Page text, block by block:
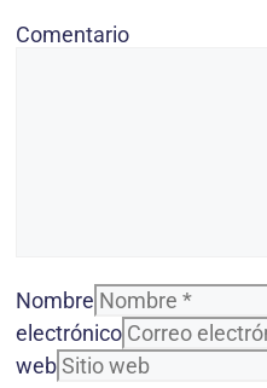
Comentario
Nombre
electrónico
web